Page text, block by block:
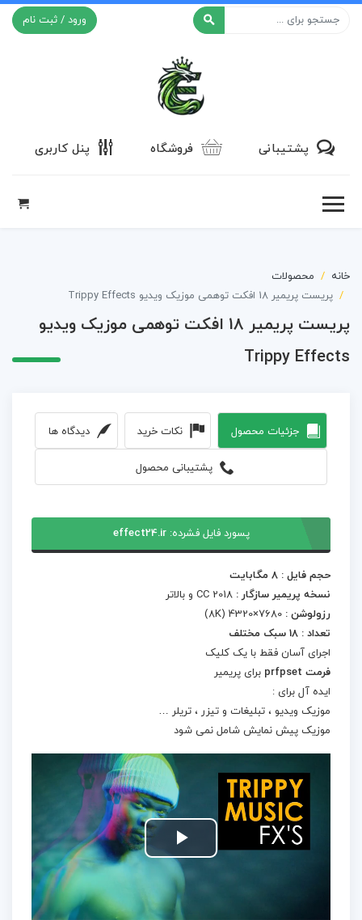
ورود / ثبت نام
پشتیبانی فروشگاه پنل کاربری
خانه
محصولات
پریست پریمیر 18 افکت توهمی موزیک ویدیو Trippy Effects
پریست پریمیر 18 افکت توهمی موزیک ویدیو
Trippy Effects
جزئیات محصول نکات خرید دیدگاه ها
پشتیبانی محصول
پسورد فایل فشرده:effect24.ir
حجم فایل : 8 مگابایت
نسخه پریمیر سازگار :
رزولوشن :
تعداد : 18 سبک مختلف
اجرای آسان فقط با یک کلیک
فرمت prfpset
برای پریمیر
ایده آل برای :
موزیک ویدیو ، تبلیغات و تیزر ، تریلر …
موزیک پیش نمایش شامل نمی شود
Play
Video